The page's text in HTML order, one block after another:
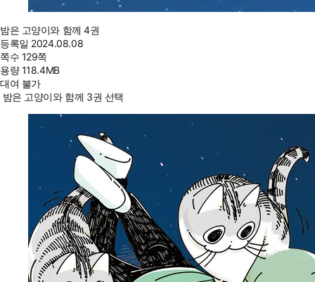
밤은 고양이와 함께 4권
등록일 2024.08.08
쪽수 129쪽
용량118.4MB
대여 불가
밤은 고양이와 함께 3권 선택